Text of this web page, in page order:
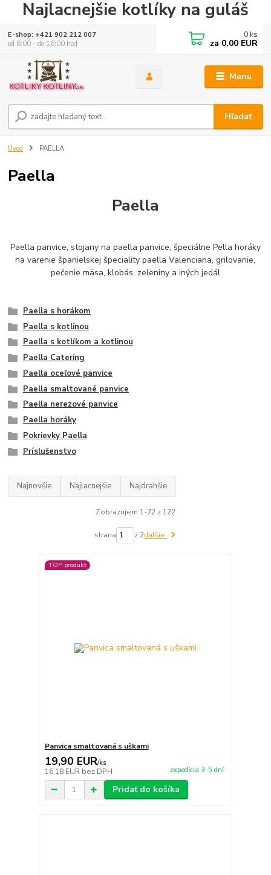
Najlacnejšie kotlíky na guláš
Menu
Hľadať
E-shop: +421 902 212 007
od 8:00 - do 16:00 hod
0 ks
za 0,00 EUR
Úvod PAELLA
Paella
Paella
Paella panvice, stojany na paella panvice, špeciálne Pella horáky
na varenie španielskej špeciality paella Valenciana, grilovanie,
pečenie mäsa, klobás, zeleniny a iných jedál
Paella s horákom
Paella s kotlinou
Paella s kotlíkom a kotlinou
Paella Catering
Paella oceľové panvice
Paella smaltované panvice
Paella nerezové panvice
Paella horáky
Pokrievky Paella
Príslušenstvo
Najnovšie Najlacnejšie Najdrahšie
Zobrazujem 1-72 z 122
strana z 2ďalšie
TOP produkt
Panvica smaltovaná s uškami
19,90 EUR/ks
16,18 EUR bez DPH expedícia 3-5 dní
Pridať do košíka